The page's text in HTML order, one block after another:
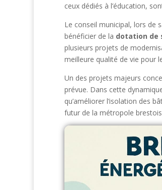
ceux dédiés à l’éducation,
Le conseil municipal, lors de
bénéficier de la dotation de
plusieurs projets de
meilleure qualité de vie pour
Un des projets majeurs
prévue. Dans cette
qu’améliorer l’isolation des
futur de la métropole